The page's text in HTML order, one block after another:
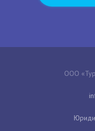
ООО